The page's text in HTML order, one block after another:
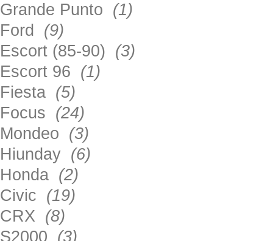
Grande Punto (1)
Ford (9)
Escort (85-90) (3)
Escort 96 (1)
Fiesta (5)
Focus (24)
Mondeo (3)
Hiunday (6)
Honda (2)
Civic (19)
CRX (8)
S2000 (3)